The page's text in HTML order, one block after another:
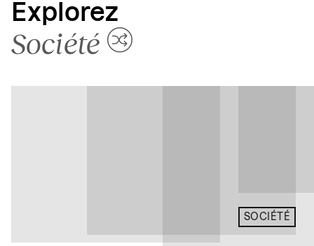
Explorez
Société
SOCIÉTÉ